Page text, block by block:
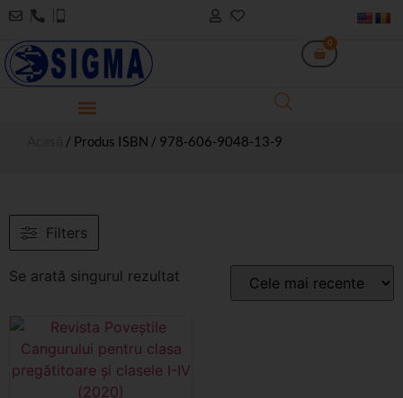
0
/ Produs ISBN / 978-606-9048-13-9
Filters
Se arată singurul rezultat